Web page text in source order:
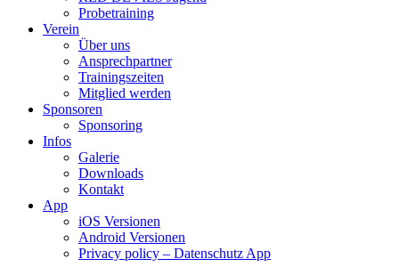
Probetraining
Verein
Über uns
Ansprechpartner
Trainingszeiten
Mitglied werden
Sponsoren
Sponsoring
Infos
Galerie
Downloads
Kontakt
App
iOS Versionen
Android Versionen
Privacy policy – Datenschutz App